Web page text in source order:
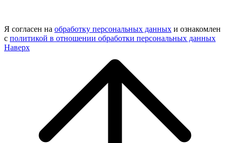
Я согласен на обработку персональных данных и ознакомлен
с политикой в отношении обработки персональных данных
Наверх